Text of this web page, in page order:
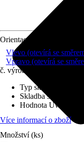
Orientace
Vlevo (otevírá se
Vpravo (otevírá se
č. výrobku
Typ skla
Skladba skla
Hodnota Uw dle
Více informací o zboží
Množství (ks)